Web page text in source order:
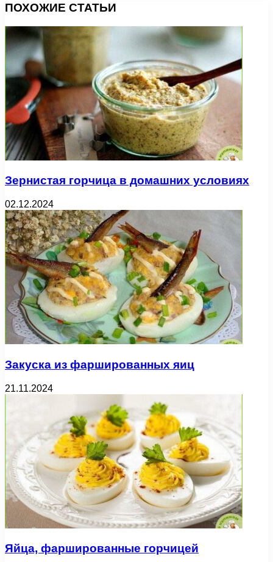
ПОХОЖИЕ СТАТЬИ
Зернистая горчица в домашних условиях
02.12.2024
Закуска из фаршированных яиц
21.11.2024
Яйца, фаршированные горчицей